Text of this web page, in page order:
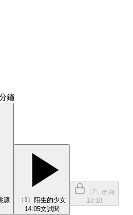
鐘
源
〈1〉陌生的少女
14:05文試閱
〈2〉出海
18:18